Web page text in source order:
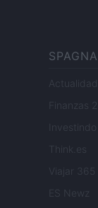
Actualidad
Finanzas
Think.es
Viajar 365
ES Newz